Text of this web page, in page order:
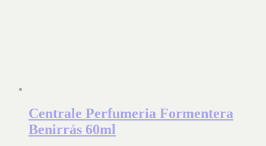
Centrale Perfumeria Formentera
Benirrás 60ml